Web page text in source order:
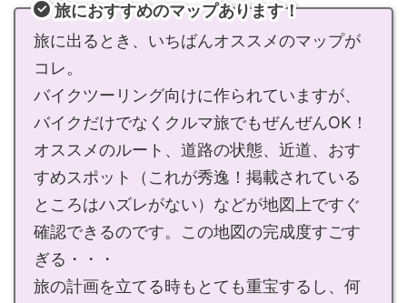
旅におすすめのマップあります！
旅に出るとき、いちばんオススメのマップが
コレ。
バイクツーリング向けに作られていますが、
バイクだけでなくクルマ旅でもぜんぜんOK！
オススメのルート、道路の状態、近道、おす
すめスポット（これが秀逸！掲載されている
ところはハズレがない）などが地図上ですぐ
確認できるのです。この地図の完成度すごす
ぎる・・・
旅の計画を立てる時もとても重宝するし、何